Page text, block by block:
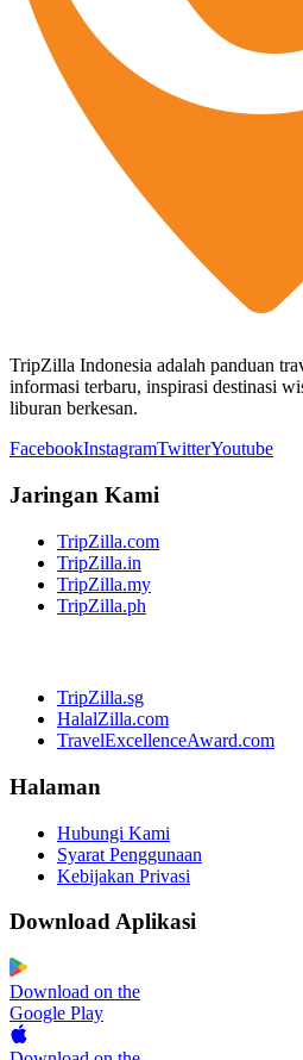
TripZilla Indonesia adalah panduan
informasi terbaru, inspirasi destinasi
liburan berkesan.
FacebookInstagramTwitterYoutube
Jaringan Kami
TripZilla.com
TripZilla.in
TripZilla.my
TripZilla.ph
TripZilla.sg
HalalZilla.com
TravelExcellenceAward.com
Halaman
Hubungi Kami
Syarat Penggunaan
Kebijakan Privasi
Download Aplikasi
Download on the
Google Play